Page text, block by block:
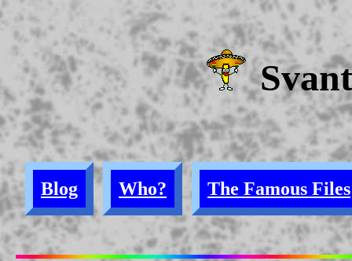
Blog Who? The Famous Files